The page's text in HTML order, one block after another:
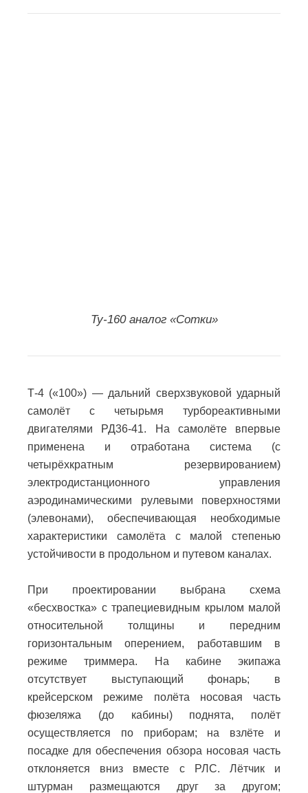
Ту-160 аналог «Сотки»
Т-4 («100») — дальний сверхзвуковой ударный
самолёт с четырьмя турбореактивными
двигателями РД36-41. На самолёте впервые
применена и отработана система (с
четырёхкратным резервированием)
электродистанционного управления
аэродинамическими рулевыми поверхностями
(элевонами), обеспечивающая необходимые
характеристики самолёта с малой степенью
устойчивости в продольном и путевом каналах.
При проектировании выбрана схема
«бесхвостка» с трапециевидным крылом малой
относительной толщины и передним
горизонтальным оперением, работавшим в
режиме триммера. На кабине экипажа
отсутствует выступающий фонарь; в
крейсерском режиме полёта носовая часть
фюзеляжа (до кабины) поднята, полёт
осуществляется по приборам; на взлёте и
посадке для обеспечения обзора носовая часть
отклоняется вниз вместе с РЛС. Лётчик и
штурман размещаются друг за другом;